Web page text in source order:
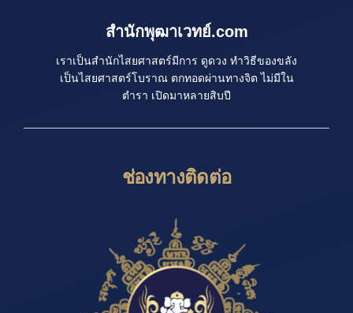
สำนักพุฒาเวทย์.com
เราเป็นสำนักไสยศาสตร์มีการ ดูดวง ทำวิธีของขลัง
เป็นไสยศาสตร์โบราณ ตกทอดผ่านทางจิต ไม่มีใน
ตำรา เปิดมาหลายสิบปี
ช่องทางติดต่อ